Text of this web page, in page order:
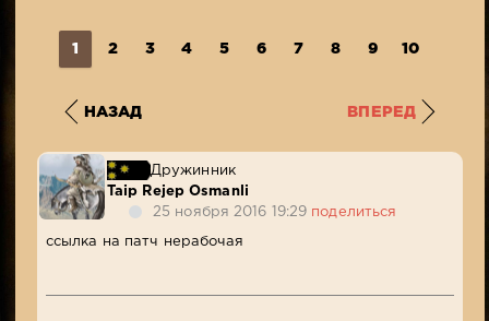
1 2 3 4 5 6 7 8 9 10
НАЗАД ВПЕРЕД
Дружинник
Taip Rejep Osmanli
25 ноября 2016 19:29 поделиться
ссылка на патч нерабочая